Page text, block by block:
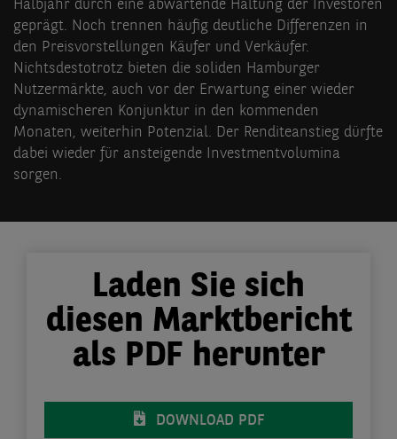
Halbjahr durch eine abwartende Haltung der Investoren
geprägt. Noch trennen häufig deutliche Differenzen in
den Preisvorstellungen Käufer und Verkäufer.
Nichtsdestotrotz bieten die soliden Hamburger
Nutzermärkte, auch vor der Erwartung einer wieder
dynamischeren Konjunktur in den kommenden
Monaten, weiterhin Potenzial. Der Renditeanstieg dürfte
dabei wieder für ansteigende Investmentvolumina
sorgen.
Laden Sie sich
diesen Marktbericht
als PDF herunter
DOWNLOAD PDF